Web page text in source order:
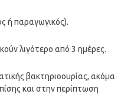
ή παραγωγικός).
λιγότερο από 3 ημέρες.
βακτηριοουρίας, ακόμα
και στην περίπτωση